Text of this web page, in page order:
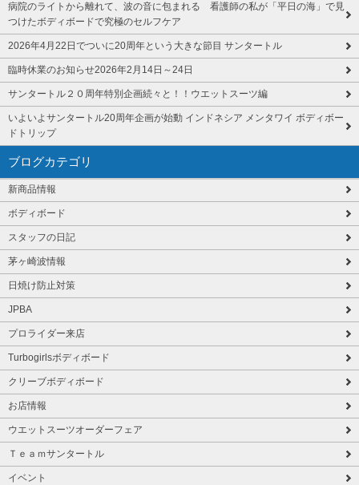
病院のライトから離れて、波の音に包まれる 看護師の私が「平日の海」で見
つけたボディボードで究極のセルフケア
2026年4月22日でついに20周年という大きな節目 サンタートル
臨時休業のお知らせ2026年2月14日～24日
サンタートル２０周年特別企画続々と！！ウエットスーツ編
いよいよサンタートル20周年企画が始動 インドネシア メンタワイ ボディボー
ドトリップ
ブログカテゴリ
新商品情報
ボディボード
スタッフの日記
茅ヶ崎波情報
日焼け防止対策
JPBA
プロライダー来店
Turbogirlsボディボード
クリーブボディボード
お店情報
ウエットスーツオーダーフェア
Ｔｅａｍサンタートル
イベント